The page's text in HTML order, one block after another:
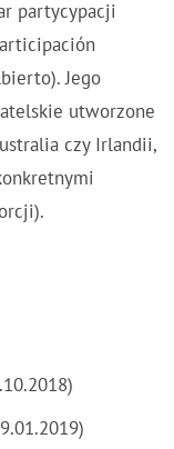
partycypacji
Jego
utworzone
czy Irlandii,